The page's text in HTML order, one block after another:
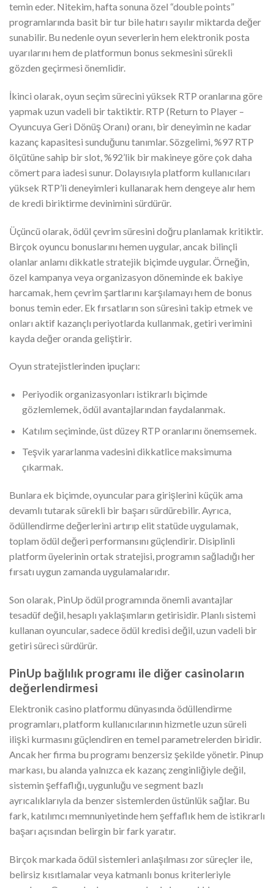
temin eder. Nitekim, hafta sonuna özel “double points”
programlarında basit bir tur bile hatırı sayılır miktarda değer
sunabilir. Bu nedenle oyun severlerin hem elektronik posta
uyarılarını hem de platformun bonus sekmesini sürekli
gözden geçirmesi önemlidir.
İkinci olarak, oyun seçim sürecini yüksek RTP oranlarına göre
yapmak uzun vadeli bir taktiktir. RTP (Return to Player –
Oyuncuya Geri Dönüş Oranı) oranı, bir deneyimin ne kadar
kazanç kapasitesi sunduğunu tanımlar. Sözgelimi, %97 RTP
ölçütüne sahip bir slot, %92’lik bir makineye göre çok daha
cömert para iadesi sunur. Dolayısıyla platform kullanıcıları
yüksek RTP’li deneyimleri kullanarak hem dengeye alır hem
de kredi biriktirme devinimini sürdürür.
Üçüncü olarak, ödül çevrim süresini doğru planlamak kritiktir.
Birçok oyuncu bonuslarını hemen uygular, ancak bilinçli
olanlar anlamı dikkatle stratejik biçimde uygular. Örneğin,
özel kampanya veya organizasyon döneminde ek bakiye
harcamak, hem çevrim şartlarını karşılamayı hem de bonus
bonus temin eder. Ek fırsatların son süresini takip etmek ve
onları aktif kazançlı periyotlarda kullanmak, getiri verimini
kayda değer oranda geliştirir.
Oyun stratejistlerinden ipuçları:
Periyodik organizasyonları istikrarlı biçimde
gözlemlemek, ödül avantajlarından faydalanmak.
Katılım seçiminde, üst düzey RTP oranlarını önemsemek.
Teşvik yararlanma vadesini dikkatlice maksimuma
çıkarmak.
Bunlara ek biçimde, oyuncular para girişlerini küçük ama
devamlı tutarak sürekli bir başarı sürdürebilir. Ayrıca,
ödüllendirme değerlerini artırıp elit statüde uygulamak,
toplam ödül değeri performansını güçlendirir. Disiplinli
platform üyelerinin ortak stratejisi, programın sağladığı her
fırsatı uygun zamanda uygulamalarıdır.
Son olarak, PinUp ödül programında önemli avantajlar
tesadüf değil, hesaplı yaklaşımların getirisidir. Planlı sistemi
kullanan oyuncular, sadece ödül kredisi değil, uzun vadeli bir
getiri süreci sürdürür.
PinUp bağlılık programı ile diğer casinoların
değerlendirmesi
Elektronik casino platformu dünyasında ödüllendirme
programları, platform kullanıcılarının hizmetle uzun süreli
ilişki kurmasını güçlendiren en temel parametrelerden biridir.
Ancak her firma bu programı benzersiz şekilde yönetir. Pinup
markası, bu alanda yalnızca ek kazanç zenginliğiyle değil,
sistemin şeffaflığı, uygunluğu ve segment bazlı
ayrıcalıklarıyla da benzer sistemlerden üstünlük sağlar. Bu
fark, katılımcı memnuniyetinde hem şeffaflık hem de istikrarlı
başarı açısından belirgin bir fark yaratır.
Birçok markada ödül sistemleri anlaşılması zor süreçler ile,
belirsiz kısıtlamalar veya katmanlı bonus kriterleriyle